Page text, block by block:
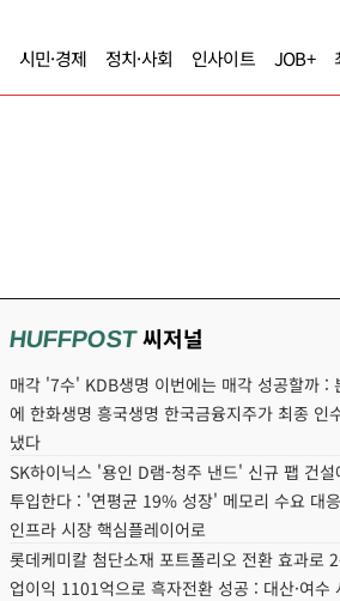
시민·경제 정치·사회 인사이트 JOB+
HUFFPOST씨저널
매각 '7수' KDB생명 이번에는 매각 성공할까 :
에 한화생명 흥국생명 한국금융지주가 최종 인
냈다
SK하이닉스 '용인 D램-청주 낸드' 신규 팹 건
투입한다 : '연평균 19% 성장' 메모리 수요 대
인프라 시장 핵심플레이어로
롯데케미칼 첨단소재 포트폴리오 전환 효과로
업이익 1101억으로 흑자전환 성공 : 대산·여수